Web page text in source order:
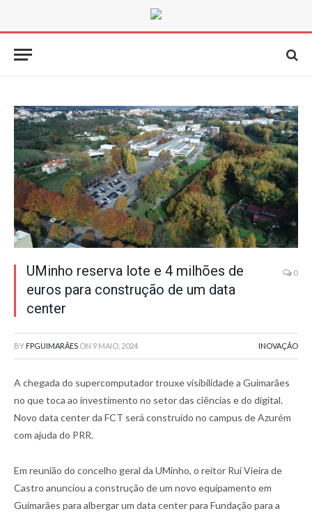
UMinho reserva lote e 4 milhões de
euros para construção de um data
center
0
BY FPGUIMARÃES ON 9 MAIO, 2024 INOVAÇÃO
A chegada do supercomputador trouxe visibilidade a Guimarães
no que toca ao investimento no setor das ciências e do digital.
Novo data center da FCT será construído no campus de Azurém
com ajuda do PRR.
Em reunião do concelho geral da UMinho, o reitor Rui Vieira de
Castro anunciou a construção de um novo equipamento em
Guimarães para albergar um data center para Fundação para a